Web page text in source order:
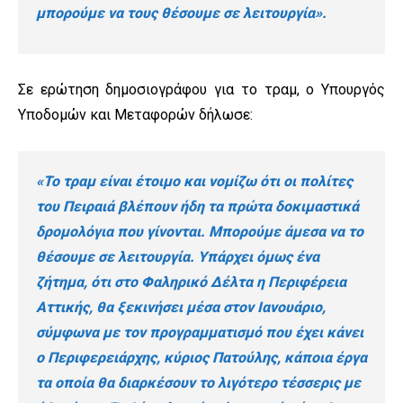
μπορούμε να τους θέσουμε σε λειτουργία».
Σε ερώτηση δημοσιογράφου για το τραμ, ο Υπουργός
Υποδομών και Μεταφορών δήλωσε:
«Το τραμ είναι έτοιμο και νομίζω ότι οι πολίτες
του Πειραιά βλέπουν ήδη τα πρώτα δοκιμαστικά
δρομολόγια που γίνονται. Μπορούμε άμεσα να το
θέσουμε σε λειτουργία. Υπάρχει όμως ένα
ζήτημα, ότι στο Φαληρικό Δέλτα η Περιφέρεια
Αττικής, θα ξεκινήσει μέσα στον Ιανουάριο,
σύμφωνα με τον προγραμματισμό που έχει κάνει
ο Περιφερειάρχης, κύριος Πατούλης, κάποια έργα
τα οποία θα διαρκέσουν το λιγότερο τέσσερις με